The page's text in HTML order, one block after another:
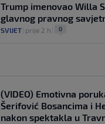
Trump imenovao Willa
glavnog pravnog
SVIJET prije 2 h 0
(VIDEO) Emotivna
Šerifović Bosancima i
nakon spektakla u